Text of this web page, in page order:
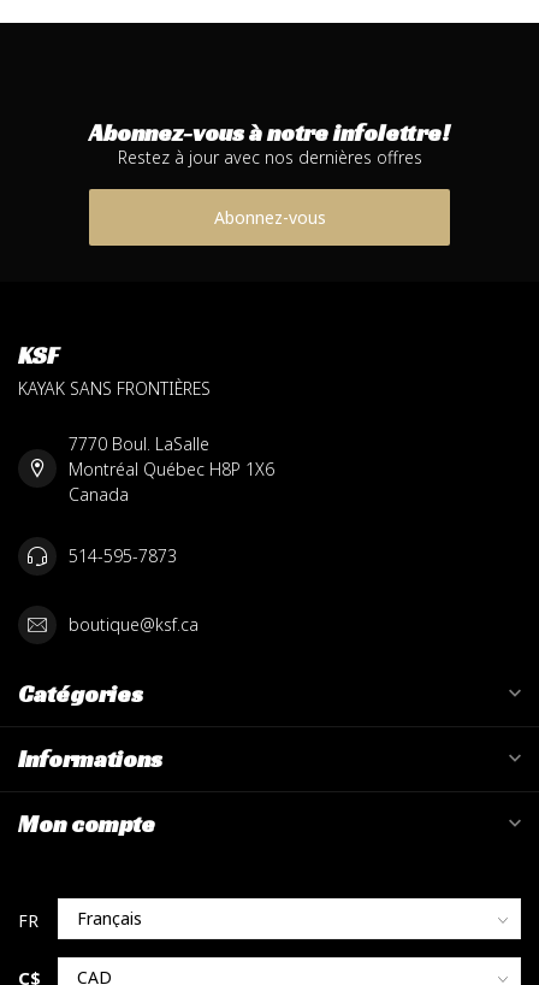
Abonnez-vous à notre infolettre!
Restez à jour avec nos dernières offres
Abonnez-vous
KSF
KAYAK SANS FRONTIÈRES
7770 Boul. LaSalle
Montréal Québec H8P 1X6
Canada
514-595-7873
boutique@ksf.ca
Catégories
Informations
Mon compte
C$